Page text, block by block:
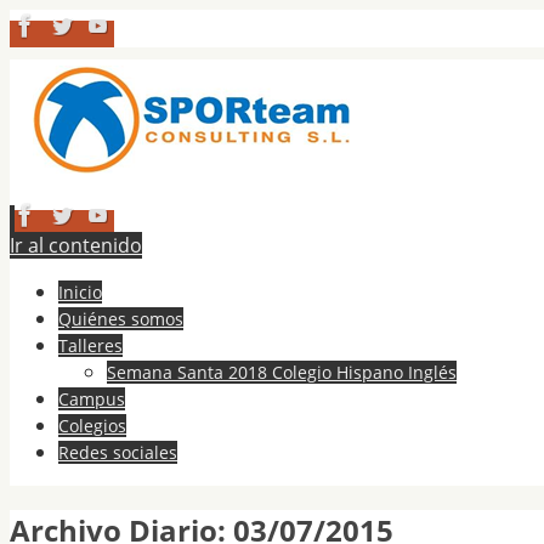
Ir al contenido
Inicio
Quiénes somos
Talleres
Semana Santa 2018 Colegio Hispano Inglés
Campus
Colegios
Redes sociales
Archivo Diario: 03/07/2015